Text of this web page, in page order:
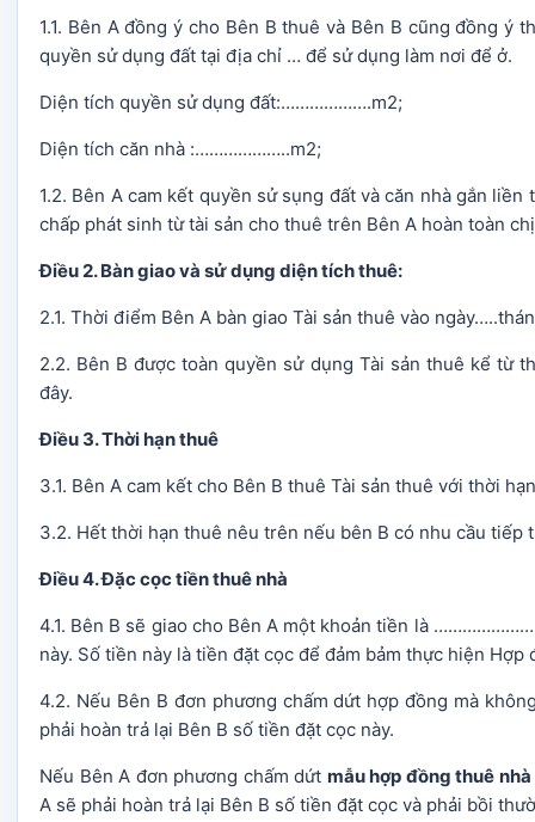
1.1. Bên A đồng ý cho Bên B thuê và Bên B cũng đồng
quyền sử dụng đất tại địa chỉ … để sử dụng làm nơi để ở.
Diện tích quyền sử dụng đất:……………….m2;
Diện tích căn nhà :………………..m2;
1.2. Bên A cam kết quyền sử sụng đất và căn nhà gắn
chấp phát sinh từ tài sản cho thuê trên Bên A hoàn toàn
Điều 2. Bàn giao và sử dụng diện tích thuê:
2.1. Thời điểm Bên A bàn giao Tài sản thuê vào
2.2. Bên B được toàn quyền sử dụng Tài sản thuê kể từ
đây.
Điều 3. Thời hạn thuê
3.1. Bên A cam kết cho Bên B thuê Tài sản thuê với thời
3.2. Hết thời hạn thuê nêu trên nếu bên B có nhu cầu
Điều 4. Đặc cọc tiền thuê nhà
4.1. Bên B sẽ giao cho Bên A một khoản tiền là
này. Số tiền này là tiền đặt cọc để đảm bảm thực hiện
4.2. Nếu Bên B đơn phương chấm dứt hợp đồng mà
phải hoàn trả lại Bên B số tiền đặt cọc này.
Nếu Bên A đơn phương chấm dứt mẫu hợp đồng thuê
A sẽ phải hoàn trả lại Bên B số tiền đặt cọc và phải bồi